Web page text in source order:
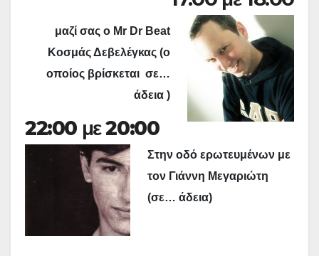
μαζί σας ο Μr Dr Beat
Κοσμάς Δεβελέγκας (ο
οποίος βρίσκεται σε…
άδεια )
22:00 με 20:00
Στην οδό ερωτευμένων με
τον Γιάννη Μεγαριώτη
(σε… άδεια)